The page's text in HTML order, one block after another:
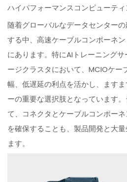
ハイパフォーマンスコンピューテ
随着グローバルなデータセンター
する中、高速ケーブルコンポーネ
にあります。特にAIトレーニング
ージクラスタにおいて、MCIOケー
幅、低遅延の利点を活かし、ます
ーの重要な選択肢となっています
て、コネクタとケーブルコンポー
を確保することも、製品開発と大
ます。